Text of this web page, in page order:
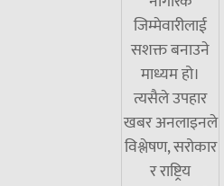
जिम्मेवारीलाई
सशक्त बनाउने
माध्यम हो।
त्यसैले उपहार
खबर अनलाइनले
विश्लेषण, सरोकार
र राष्ट्रिय